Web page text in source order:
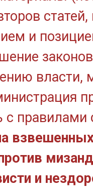
и
власти,
с правилами
и